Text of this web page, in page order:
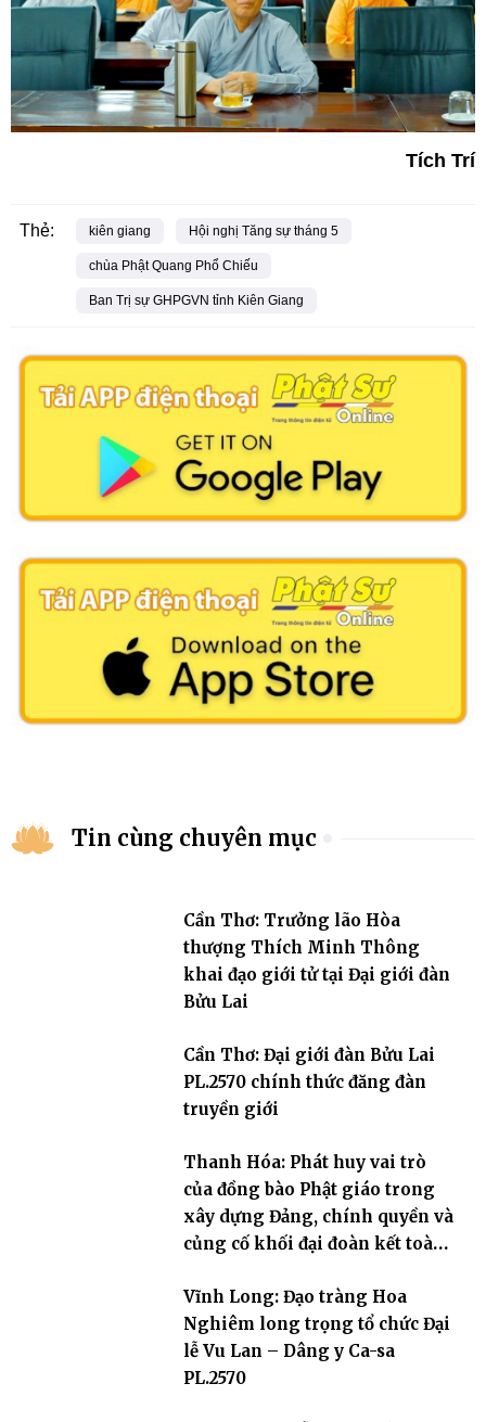
Tích Trí
Thẻ: kiên giang Hội nghị Tăng sự tháng 5
chùa Phật Quang Phổ Chiếu
Ban Trị sự GHPGVN tỉnh Kiên Giang
Tin cùng chuyên mục
Cần Thơ: Trưởng lão Hòa
thượng Thích Minh Thông
khai đạo giới tử tại Đại giới đàn
Bửu Lai
Cần Thơ: Đại giới đàn Bửu Lai
PL.2570 chính thức đăng đàn
truyền giới
Thanh Hóa: Phát huy vai trò
của đồng bào Phật giáo trong
xây dựng Đảng, chính quyền và
củng cố khối đại đoàn kết toàn
Vĩnh Long: Đạo tràng Hoa
Nghiêm long trọng tổ chức Đại
lễ Vu Lan – Dâng y Ca-sa
PL.2570